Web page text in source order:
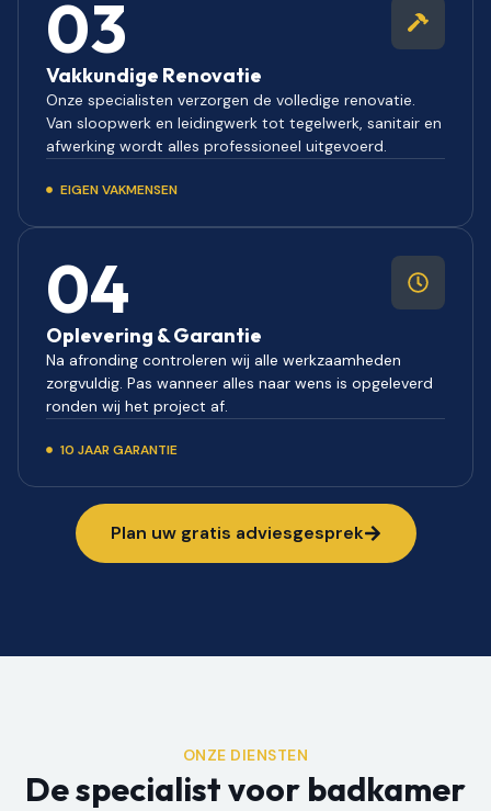
03
Vakkundige Renovatie
Onze specialisten verzorgen de volledige renovatie.
Van sloopwerk en leidingwerk tot tegelwerk, sanitair en
afwerking wordt alles professioneel uitgevoerd.
EIGEN VAKMENSEN
04
Oplevering & Garantie
Na afronding controleren wij alle werkzaamheden
zorgvuldig. Pas wanneer alles naar wens is opgeleverd
ronden wij het project af.
10 JAAR GARANTIE
Plan uw gratis adviesgesprek
ONZE DIENSTEN
De specialist voor badkamer